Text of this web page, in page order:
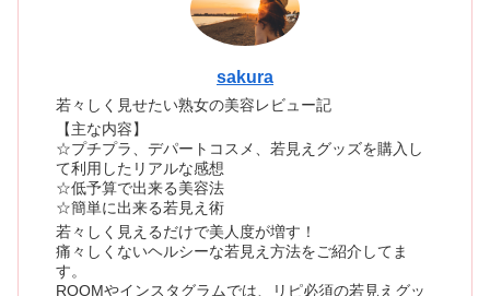
sakura
若々しく見せたい熟女の美容レビュー記
【主な内容】
☆プチプラ、デパートコスメ、若見えグッズを購入し
て利用したリアルな感想
☆低予算で出来る美容法
☆簡単に出来る若見え術
若々しく見えるだけで美人度が増す！
痛々しくないヘルシーな若見え方法をご紹介してま
す。
ROOMやインスタグラムでは、リピ必須の若見えグッ